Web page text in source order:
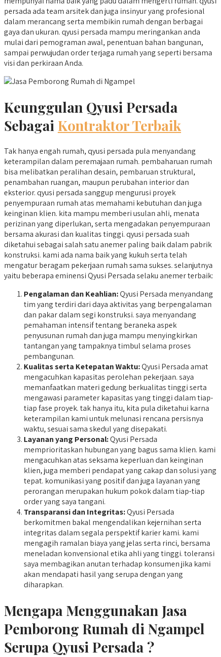
persada ada team arsitek dan juga insinyur yang profesional
dalam merancang serta membikin rumah dengan berbagai
gaya dan ukuran. qyusi persada mampu meringankan anda
mulai dari pemograman awal, penentuan bahan bangunan,
sampai perwujudan order terjaga rumah yang seperti bersama
visi dan perkiraan Anda.
Keunggulan Qyusi Persada
Sebagai Kontraktor Terbaik
Tak hanya engah rumah, qyusi persada pula menyandang
keterampilan dalam peremajaan rumah. pembaharuan rumah
bisa melibatkan peralihan desain, pembaruan struktural,
penambahan ruangan, maupun perubahan interior dan
eksterior. qyusi persada sanggup mengurusi proyek
penyempuraan rumah atas memahami kebutuhan dan juga
keinginan klien. kita mampu memberi usulan ahli, menata
perizinan yang diperlukan, serta mengadakan penyempuraan
bersama akurasi dan kualitas tinggi. qyusi persada suah
diketahui sebagai salah satu anemer paling baik dalam pabrik
konstruksi. kami ada nama baik yang kukuh serta telah
mengatur beragam pekerjaan rumah sama sukses. selanjutnya
yaitu beberapa eminensi Qyusi Persada selaku anemer terbaik:
Pengalaman dan Keahlian:Qyusi Persada menyandang
tim yang terdiri dari daya aktivitas yang berpengalaman
dan pakar dalam segi konstruksi. saya menyandang
pemahaman intensif tentang beraneka aspek
penyusunan rumah dan juga mampu menyingkirkan
tantangan yang tampaknya timbul selama proses
pembangunan.
Kualitas serta Ketepatan Waktu:Qyusi Persada amat
mengacuhkan kapasitas perolehan pekerjaan. saya
memanfaatkan materi gedung berkualitas tinggi serta
mengawasi parameter kapasitas yang tinggi dalam tiap-
tiap fase proyek. tak hanya itu, kita pula diketahui karna
keterampilan kami untuk melunasi rencana persisnya
waktu, sesuai sama skedul yang disepakati.
Layanan yang Personal:Qyusi Persada
memprioritaskan hubungan yang bagus sama klien. kami
mengacuhkan atas seksama keperluan dan keinginan
klien, juga memberi pendapat yang cakap dan solusi yang
tepat. komunikasi yang positif dan juga layanan yang
perorangan merupakan hukum pokok dalam tiap-tiap
order yang saya tangani.
Transparansi dan Integritas:Qyusi Persada
berkomitmen bakal mengendalikan kejernihan serta
integritas dalam segala perspektif karier kami. kami
mengagih ramalan biaya yang jelas serta rinci, bersama
meneladan konvensional etika ahli yang tinggi. toleransi
saya membagikan anutan terhadap konsumen jika kami
akan mendapati hasil yang serupa dengan yang
diharapkan.
Mengapa Menggunakan Jasa
Pemborong Rumah di Ngampel
Serupa Qyusi Persada ?